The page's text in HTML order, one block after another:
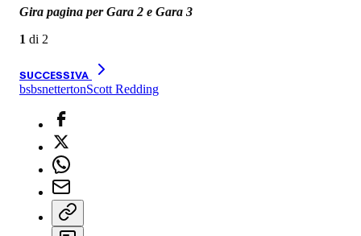
Gira pagina per Gara 2 e Gara 3
1 di 2
SUCCESSIVA
bsbsnettertonScott Redding